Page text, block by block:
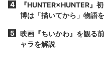
『HUNTER×HUNTER
博は「描いてから」物語
映画『ちいかわ』を観る
ャラを解説